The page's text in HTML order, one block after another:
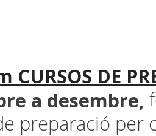
DE
a desembre,
preparació per